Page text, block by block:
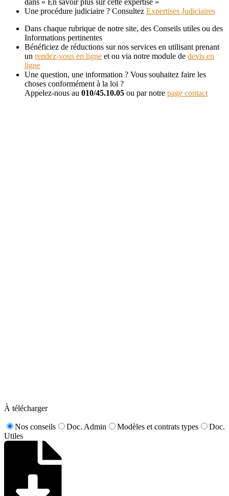
Une procédure judiciaire ? Consultez Expertises Judiciaires
Dans chaque rubrique de notre site, des Conseils utiles ou des
Informations pertinentes
Bénéficiez de réductions sur nos services en utilisant prenant
un rendez-vous en ligne et ou via notre module de devis en
ligne
Une question, une information ? Vous souhaitez faire les
choses conformément à la loi ?
Appelez-nous au 010/45.10.05 ou par notre page contact
À télécharger
Nos conseils Doc. Admin Modèles et contrats types
Doc.
Utiles